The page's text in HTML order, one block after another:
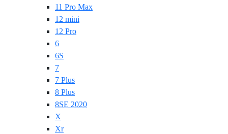
11 Pro Max
12 mini
12 Pro
6
6S
7
7 Plus
8 Plus
8SE 2020
X
Xr